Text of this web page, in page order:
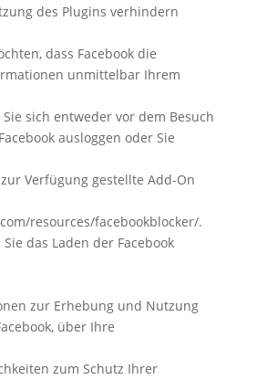
des Plugins verhindern
dass Facebook die
unmittelbar Ihrem
sich entweder vor dem Besuch
ausloggen oder Sie
Verfügung gestellte Add-On
resources/facebookblocker/.
das Laden der Facebook
zur Erhebung und Nutzung
über Ihre
zum Schutz Ihrer